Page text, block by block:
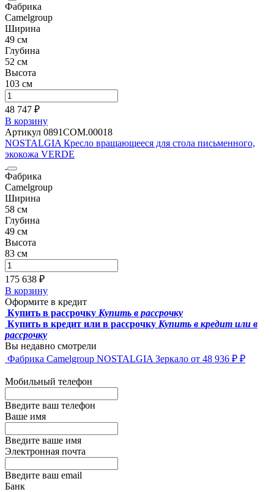
Фабрика
Camelgroup
Ширина
49 см
Глубина
52 см
Высота
103 см
48 747 ₽
В корзину
Артикул 0891COM.00018
NOSTALGIA Кресло вращающееся для стола письменного,
экокожа VERDE
Фабрика
Camelgroup
Ширина
58 см
Глубина
49 см
Высота
83 см
175 638 ₽
В корзину
Оформите в кредит
Купить в рассрочку Купить в рассрочку
Купить в кредит или в рассрочку Купить в кредит или в
рассрочку
Вы недавно смотрели
Фабрика Camelgroup NOSTALGIA Зеркало от 48 936 ₽ ₽
Мобильный телефон
Введите ваш телефон
Ваше имя
Введите ваше имя
Электронная почта
Введите ваш email
Банк